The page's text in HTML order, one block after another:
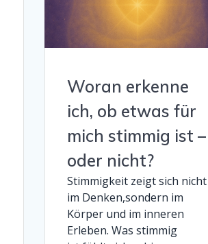
Woran erkenne
ich, ob etwas für
mich stimmig ist –
oder nicht?
Stimmigkeit zeigt sich nicht
im Denken,sondern im
Körper und im inneren
Erleben. Was stimmig